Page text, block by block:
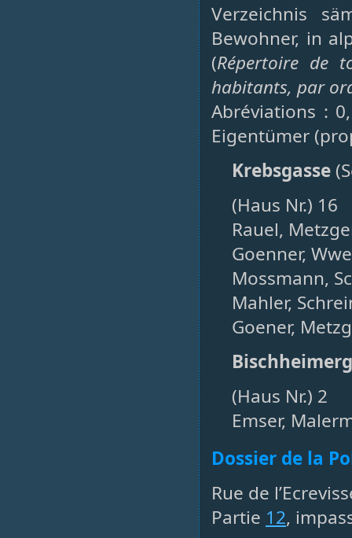
Verzeichnis
Bewohner, in
(Répertoire de
habitants, par
Abréviations :
Eigentümer
Krebsgasse
(Haus Nr.) 16
Rauel,
Goenner,
Mossmann,
Mahler,
Goener,
(Haus Nr.) 2
Emser,
Dossier de la
Rue de
Partie 12,